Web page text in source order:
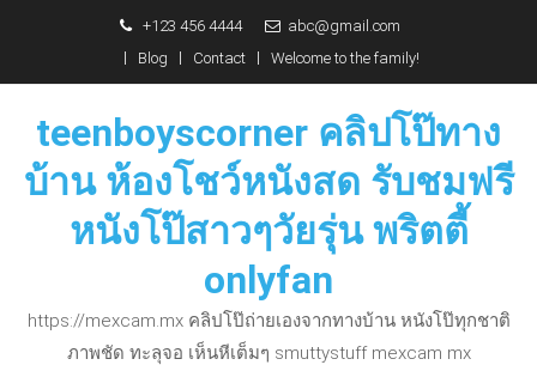
content
+123 456 4444
abc@gmail.com
Blog
Contact Welcome to the family!
teenboyscorner คลิปโป๊ทาง
บ้าน ห้องโชว์หนังสด รับชมฟรี
หนังโป๊สาวๆวัยรุ่น พริตตี้
onlyfan
https://mexcam.mx คลิปโป๊ถ่ายเองจากทางบ้าน หนังโป๊ทุกชาติ
ภาพชัด ทะลุจอ เห็นหีเต็มๆ smuttystuff mexcam mx